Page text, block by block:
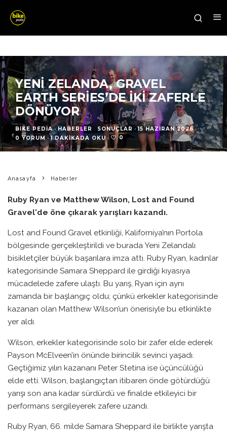
YENI ZELANDA, GRAVEL
EARTH SERIES’DE İKI ZAFERLE
DÖNÜYOR
BIKE PEDIA · HABERLER SONUÇLAR · 15 HAZIRAN 2026 ·
0 YORUM · 1 DAKIKADA OKU · 0
Anasayfa Haberler
Ruby Ryan ve Matthew Wilson, Lost and Found
Gravel'de öne çıkarak yarışları kazandı.
Lost and Found Gravel etkinliği, Kaliforniya’nın Portola
bölgesinde gerçekleştirildi ve burada Yeni Zelandalı
bisikletçiler büyük başarılara imza attı. Ruby Ryan, kadınlar
kategorisinde Samara Sheppard ile girdiği kıyasıya
mücadelede zafere ulaştı. Bu yarış, Ryan için aynı
zamanda bir başlangıç oldu; çünkü erkekler kategorisinde
kazanan olan Matthew Wilson’un önerisiyle bu etkinlikte
yer aldı.
Wilson, erkekler kategorisinde solo bir zafer elde ederek
Payson McElveen’in önünde birincilik sevinci yaşadı.
Geçtiğimiz yılın kazananı Peter Stetina ise üçüncülüğü
elde etti. Wilson, başlangıçtan itibaren önde götürdüğü
yarışı son ana kadar sürdürdü ve finalde etkileyici bir
performans sergileyerek zafere uzandı.
Ruby Ryan, 66. milde Samara Sheppard ile birlikte yarışta